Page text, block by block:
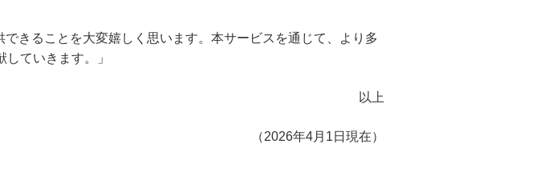
きることを大変嬉しく思います。本サービスを通じて、より多
ていきます。」
以上
（2026年4月1日現在）